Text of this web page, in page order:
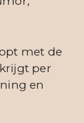
met de
per
en